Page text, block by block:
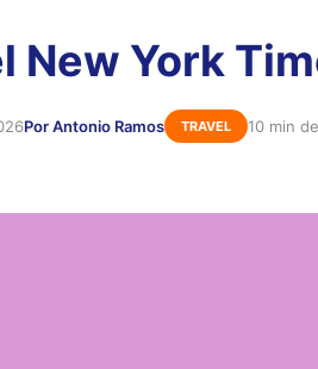
New York
Por Antonio Ramos TRAVEL 10 min